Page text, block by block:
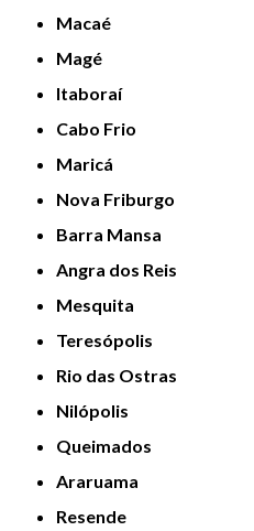
Macaé
Magé
Itaboraí
Cabo Frio
Maricá
Nova Friburgo
Barra Mansa
Angra dos Reis
Mesquita
Teresópolis
Rio das Ostras
Nilópolis
Queimados
Araruama
Resende